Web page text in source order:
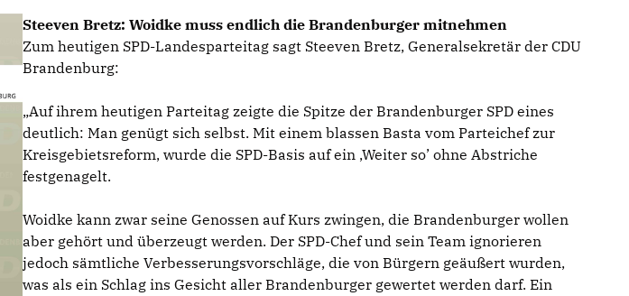
Steeven Bretz: Woidke muss endlich die Brandenburger mitnehmen
Zum heutigen SPD-Landesparteitag sagt Steeven Bretz, Generalsekretär der CDU
Brandenburg:
Auf ihrem heutigen Parteitag zeigte die Spitze der Brandenburger SPD eines
deutlich: Man genügt sich selbst. Mit einem blassen Basta vom Parteichef zur
Kreisgebietsreform, wurde die SPD-Basis auf ein ‚Weiter so’ ohne Abstriche
festgenagelt.
Woidke kann zwar seine Genossen auf Kurs zwingen, die Brandenburger wollen
aber gehört und überzeugt werden. Der SPD-Chef und sein Team ignorieren
jedoch sämtliche Verbesserungsvorschläge, die von Bürgern geäußert wurden,
was als ein Schlag ins Gesicht aller Brandenburger gewertet werden darf. Ein